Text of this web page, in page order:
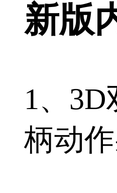
新版
1、3D
柄动作